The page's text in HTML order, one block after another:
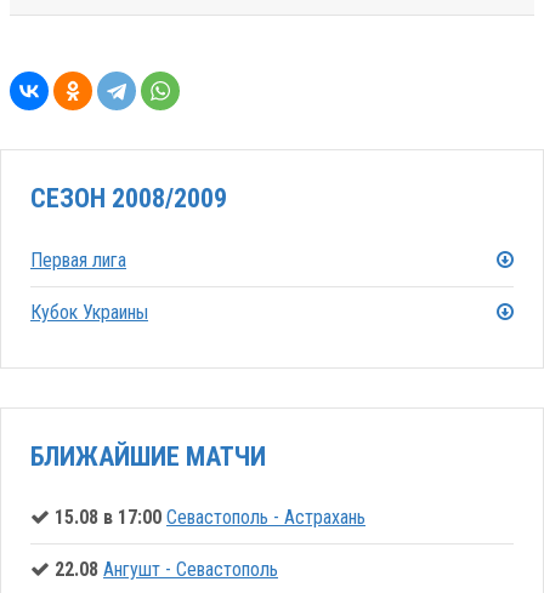
СЕЗОН 2008/2009
Первая лига
Кубок Украины
БЛИЖАЙШИЕ МАТЧИ
15.08 в 17:00 Севастополь - Астрахань
22.08 Ангушт - Севастополь